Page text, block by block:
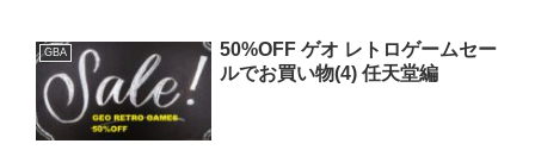
GBA
50%OFF ゲオ レトロゲームセー
ルでお買い物(4) 任天堂編